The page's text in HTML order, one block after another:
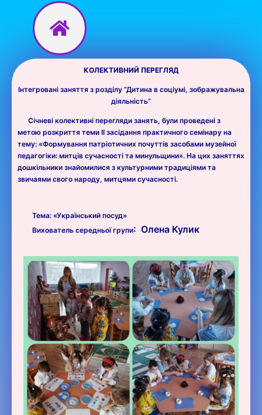
Перейти
вмісту
КОЛЕКТИВНИЙ ПЕРЕГЛЯД
Інтегровані заняття з розділу “Дитина в соціумі, зображувальна
діяльність”
Січневі колективні перегляди занять, були проведені з
метою розкриття теми ІІ засідання практичного семінару на
тему: «Формування патріотичних почуттів засобами музейної
педагогіки: митців сучасності та минульщини». На цих заняттях
дошкільники знайомилися з культурними традиціями та
звичаями свого народу, митцями сучасності.
Тема: «Український посуд»
Вихователь середньої групи: Олена Кулик